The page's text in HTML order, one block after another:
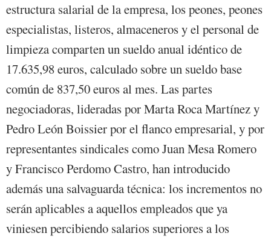
estructura salarial de la empresa, los peones, peones
especialistas, listeros, almaceneros y el personal de
limpieza comparten un sueldo anual idéntico de
17.635,98 euros, calculado sobre un sueldo base
común de 837,50 euros al mes. Las partes
negociadoras, lideradas por Marta Roca Martínez y
Pedro León Boissier por el flanco empresarial, y por
representantes sindicales como Juan Mesa Romero
y Francisco Perdomo Castro, han introducido
además una salvaguarda técnica: los incrementos no
serán aplicables a aquellos empleados que ya
viniesen percibiendo salarios superiores a los